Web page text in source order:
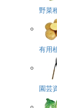
野菜
有用
園芸